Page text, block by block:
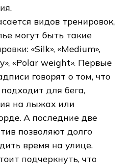
видов тренировок,
могут быть такие
«Silk», «Medium»,
«Polar weight». Первые
говорят о том, что
для бега,
на лыжах или
А последние две
позволяют долго
время на улице.
подчеркнуть, что